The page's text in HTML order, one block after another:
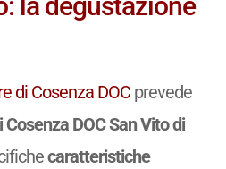
di Cosenza DOCprevede
Cosenza DOC San Vito di
caratteristiche